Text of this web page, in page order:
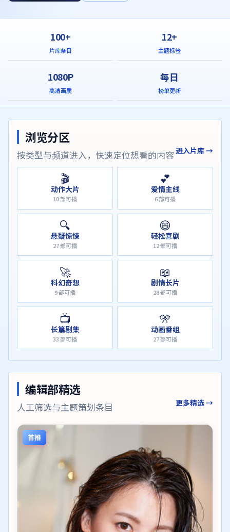
100+
片库条目
12+
主题标签
1080P
高清画质
每日
榜单更新
浏览分区
按类型与频道进入，快速定位想看的内容进入片库 →
🎬
动作大片
10部可播
💕
爱情主线
6部可播
🔍
悬疑惊悚
27部可播
😄
轻松喜剧
12部可播
🚀
科幻奇想
9部可播
📖
剧情长片
28部可播
📺
长篇剧集
33部可播
🎌
动画番组
27部可播
编辑部精选
人工筛选与主题策划条目 更多精选 →
首推